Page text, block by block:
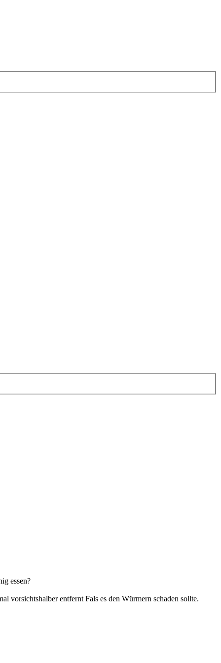
essen?
vorsichtshalber entfernt Fals es den Würmern schaden sollte.